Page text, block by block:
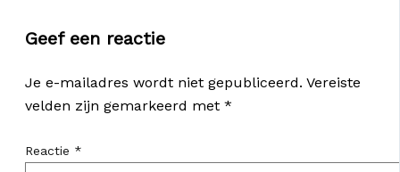
Geef een reactie
Je e-mailadres wordt niet gepubliceerd. Vereiste
velden zijn gemarkeerd met *
Reactie *